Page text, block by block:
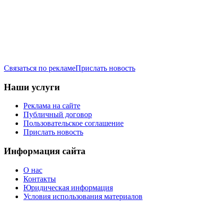
Связаться по рекламеПрислать новость
Наши услуги
Реклама на сайте
Публичный договор
Пользовательское соглашение
Прислать новость
Информация сайта
О нас
Контакты
Юридическая информация
Условия использования материалов